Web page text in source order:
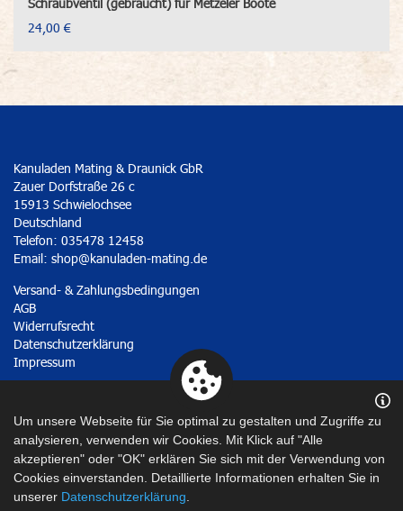
Schraubventil (gebraucht) für Metzeler Boote
24,00 €
Kanuladen Mating & Draunick GbR
Zauer Dorfstraße 26 c
15913 Schwielochsee
Deutschland
Telefon: 035478 12458
Email: shop@kanuladen-mating.de
Versand- & Zahlungsbedingungen
AGB
Widerrufsrecht
Datenschutzerklärung
Impressum
Um unsere Webseite für Sie optimal zu gestalten und Zugriffe zu
analysieren, verwenden wir Cookies. Mit Klick auf "Alle
akzeptieren" oder "OK" erklären Sie sich mit der Verwendung von
Cookies einverstanden. Detaillierte Informationen erhalten Sie in
unserer Datenschutzerklärung